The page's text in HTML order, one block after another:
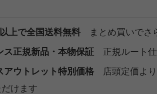
上で全国送料無料 まとめ買いでさ
正規新品・本物保証 正規ルート
アウトレット特別価格 店頭定価よ
けます